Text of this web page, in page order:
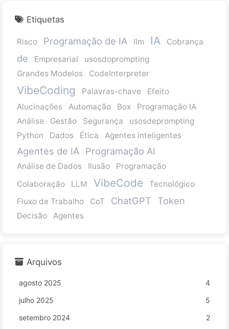
Etiquetas
Risco Programação de IA llm IA Cobrança
de Empresarial
usosdoprompting
Grandes Modelos
CodeInterpreter
VibeCoding Palavras-chave
Efeito
Alucinações
Automação Box
Programação IA
Análise
Gestão Segurança
usosdeprompting
Python
Dados Ética Agentes inteligentes
Agentes de IA Programação AI
Análise de Dados Ilusão
Programação
Colaboração
LLM VibeCode
Tecnológico
Fluxo de Trabalho
CoT ChatGPT Token
Decisão Agentes
Arquivos
agosto 2025
4
julho 2025
5
setembro 2024
2